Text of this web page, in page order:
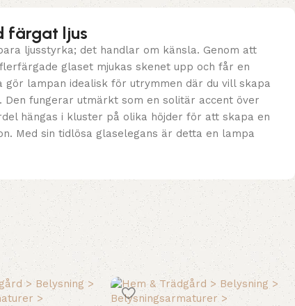
färgat ljus
ljusstyrka; det handlar om känsla. Genom att
glaset mjukas skenet upp och får en
gör lampan idealisk för utrymmen där du vill skapa
Den fungerar utmärkt som en solitär accent över
hängas i kluster på olika höjder för att skapa en
Med sin tidlösa glaselegans är detta en lampa